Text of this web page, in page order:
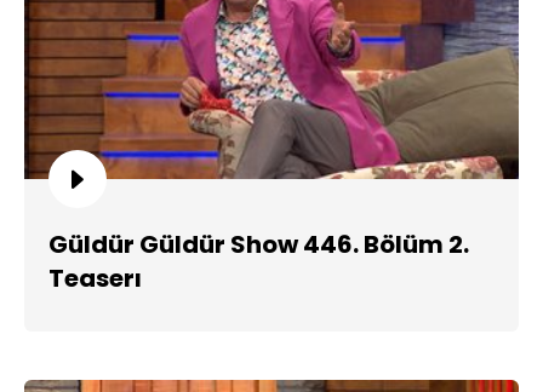
Güldür Güldür Show 446. Bölüm 2.
Teaserı